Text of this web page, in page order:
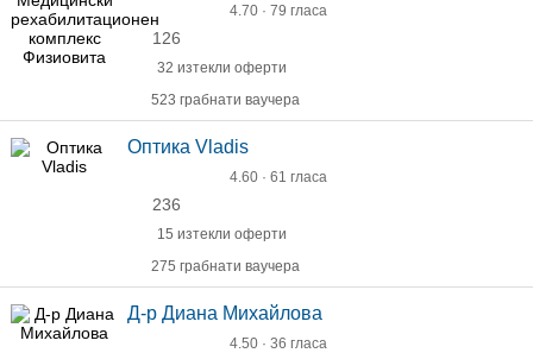
4.70 · 79 гласа
126
32 изтекли оферти
523 грабнати ваучера
Оптика Vladis
4.60 · 61 гласа
236
15 изтекли оферти
275 грабнати ваучера
Д-р Диана Михайлова
4.50 · 36 гласа